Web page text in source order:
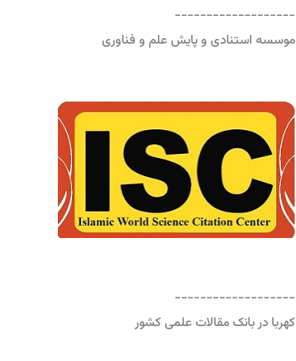
-------------------
موسسه استنادی و پایش علم و فناوری
-------------------
کهربا در بانک مقالات علمی کشور